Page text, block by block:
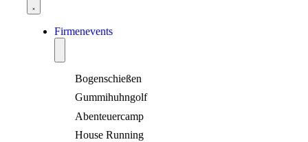
Firmenevents
Bogenschießen
Gummihuhngolf
Abenteuercamp
House Running